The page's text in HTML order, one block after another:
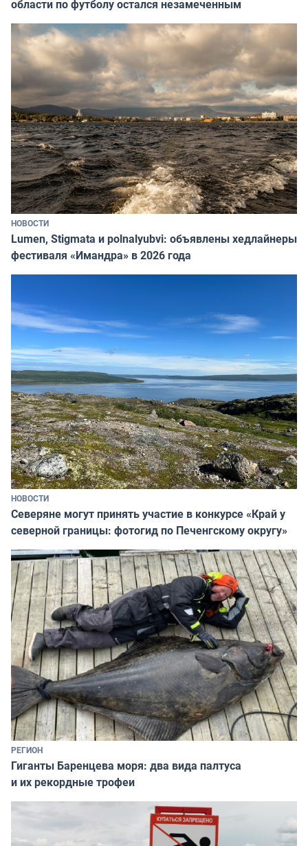
области по футболу остался незамеченным
НОВОСТИ
Lumen, Stigmata и polnalyubvi: объявлены хедлайнеры
фестиваля «Имандра» в 2026 года
НОВОСТИ
Северяне могут принять участие в конкурсе «Край у
северной границы: фотогид по Печенгскому округу»
РЕГИОН
Гиганты Баренцева моря: два вида палтуса
и их рекордные трофеи